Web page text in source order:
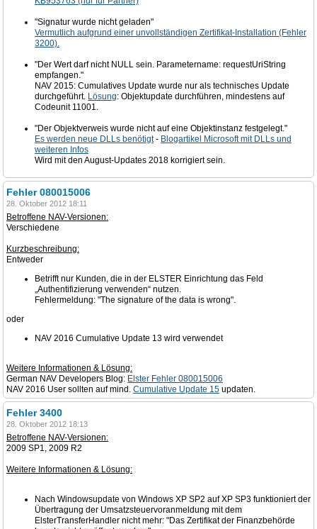
"Signatur wurde nicht geladen"
Vermutlich aufgrund einer unvollständigen Zertifikat-Installation (Fehler
3200).
"Der Wert darf nicht NULL sein. Parametername: requestUriString
empfangen."
NAV 2015: Cumulatives Update wurde nur als technisches Update
durchgeführt. Lösung: Objektupdate durchführen, mindestens auf
Codeunit 11001.
"Der Objektverweis wurde nicht auf eine Objektinstanz festgelegt."
Es werden neue DLLs benötigt- Blogartikel Microsoft mit DLLs und
weiteren Infos
Wird mit den August-Updates 2018 korrigiert sein.
Fehler 080015006
28. Oktober 2012 18:11
Betroffene NAV-Versionen:
Verschiedene
Kurzbeschreibung:
Entweder
Betrifft nur Kunden, die in der ELSTER Einrichtung das Feld
„Authentifizierung verwenden“ nutzen.
Fehlermeldung: "The signature of the data is wrong".
oder
NAV 2016 Cumulative Update 13 wird verwendet
Weitere Informationen & Lösung:
German NAV Developers Blog: Elster Fehler 080015006
NAV 2016 User sollten auf mind. Cumulative Update 15 updaten.
Fehler 3400
28. Oktober 2012 18:13
Betroffene NAV-Versionen:
2009 SP1, 2009 R2
Weitere Informationen & Lösung:
Nach Windowsupdate von Windows XP SP2 auf XP SP3 funktioniert der
Übertragung der Umsatzsteuervoranmeldung mit dem
ElsterTransferHandler nicht mehr: "Das Zertifikat der Finanzbehörde